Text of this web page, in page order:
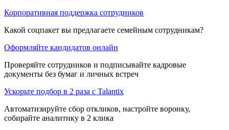
Корпоративная поддержка сотрудников
Какой соцпакет вы предлагаете семейным сотрудникам?
Оформляйте кандидатов онлайн
Проверяйте сотрудников и подписывайте кадровые
документы без бумаг и личных встреч
Ускорьте подбор в 2 раза с Talantix
Автоматизируйте сбор откликов, настройте воронку,
собирайте аналитику в 2 клика